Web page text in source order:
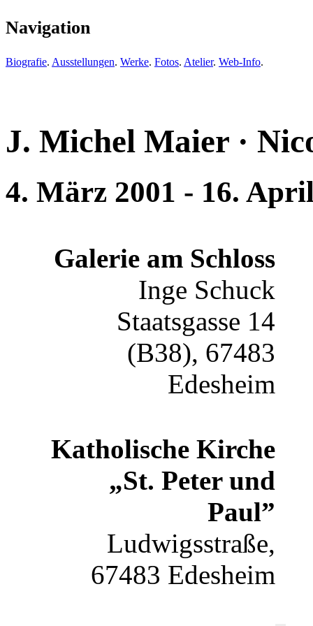
Navigation
Biografie. Ausstellungen. Werke. Fotos. Atelier. Web-Info.
J. Michel Maier ·
4. März 2001 - 16.
Galerie am Schloss
Inge Schuck
Staatsgasse 14
(B38), 67483
Edesheim
Katholische Kirche
„St. Peter und
Paul”
Ludwigsstraße,
67483 Edesheim